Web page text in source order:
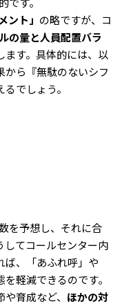
ント」 の略ですが、コ
ルの量と人員配置バラ
ます。具体的には、以
から『無駄のないシフ
でしょう。
を予想し、それに合
してコールセンター内
ば、「あふれ呼」や
軽減できるのです。
育成など、 ほかの対